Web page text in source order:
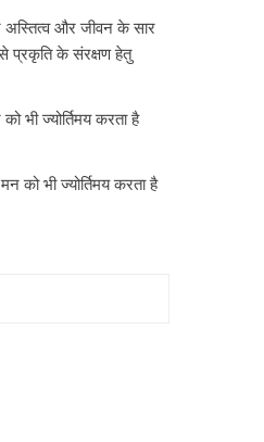
और जीवन के सार
प्रकृति के संरक्षण हेतु
भी ज्योर्तिमय करता है
को भी ज्योर्तिमय करता है